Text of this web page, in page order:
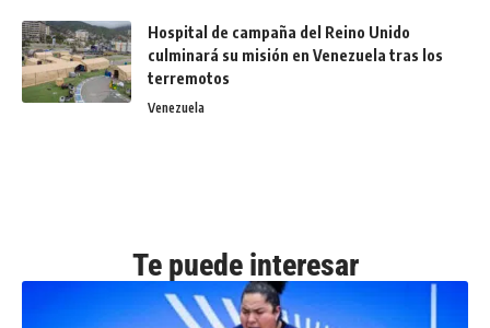
Hospital de campaña del Reino Unido
culminará su misión en Venezuela tras los
terremotos
Venezuela
Te puede interesar